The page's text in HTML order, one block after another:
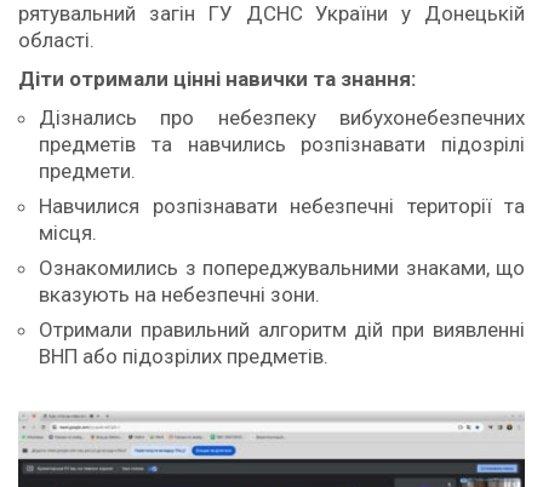
рятувальний загін ГУ ДСНС України у Донецькій
області.
Діти отримали цінні навички та знання:
Дізнались про небезпеку вибухонебезпечних
предметів та навчились розпізнавати підозрілі
предмети.
Навчилися розпізнавати небезпечні території та
місця.
Ознакомились з попереджувальними знаками, що
вказують на небезпечні зони.
Отримали правильний алгоритм дій при виявленні
ВНП або підозрілих предметів.